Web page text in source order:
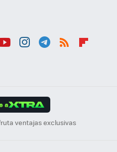
a
ventajas exclusivas